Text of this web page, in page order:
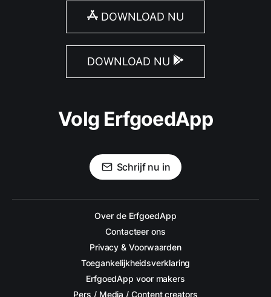
DOWNLOAD NU
DOWNLOAD NU
Volg ErfgoedApp
Schrijf nu in
Over de ErfgoedApp
Contacteer ons
Privacy & Voorwaarden
Toegankelijkheidsverklaring
ErfgoedApp voor makers
Pers / Media / Content creators